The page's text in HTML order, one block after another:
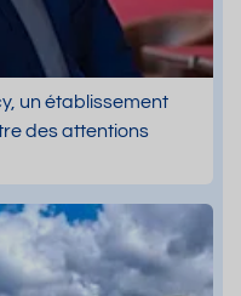
un établissement
des attentions